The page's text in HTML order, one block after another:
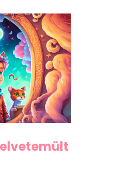
elvetemült